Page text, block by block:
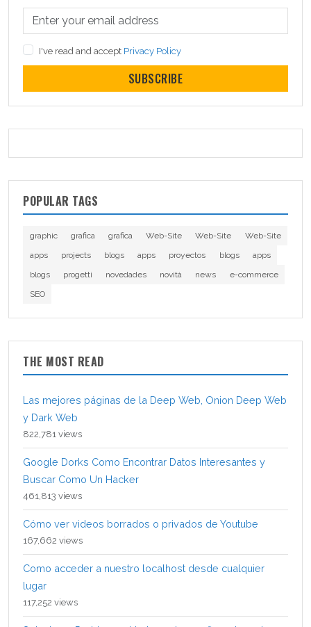
I've read and accept Privacy Policy
SUBSCRIBE
POPULAR TAGS
graphic grafica grafica Web-Site Web-Site
Web-Site
apps
projects blogs apps proyectos blogs
apps
blogs
progetti novedades novità news
e-commerce
SEO
THE MOST READ
Las mejores páginas de la Deep Web, Onion Deep Web
y Dark Web
822,781 views
Google Dorks Como Encontrar Datos Interesantes y
Buscar Como Un Hacker
461,813 views
Cómo ver videos borrados o privados de Youtube
167,662 views
Como acceder a nuestro localhost desde cualquier
lugar
117,252 views